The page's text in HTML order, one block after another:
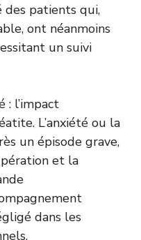
des patients qui,
ont néanmoins
un suivi
: l’impact
L’anxiété ou la
un épisode grave,
et la
dans les